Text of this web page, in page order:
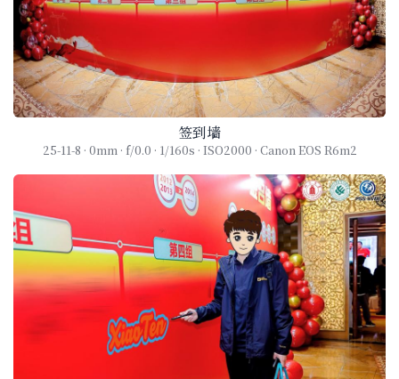
签到墙
25-11-8 · 0mm · f/0.0 · 1/160s · ISO2000 · Canon EOS R6m2